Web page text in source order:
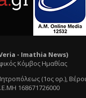
- Ιmathia News)
Κόμβος Ημαθίας
(1ος ορ.),
168671726000